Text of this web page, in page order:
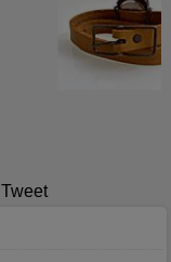
Tweet